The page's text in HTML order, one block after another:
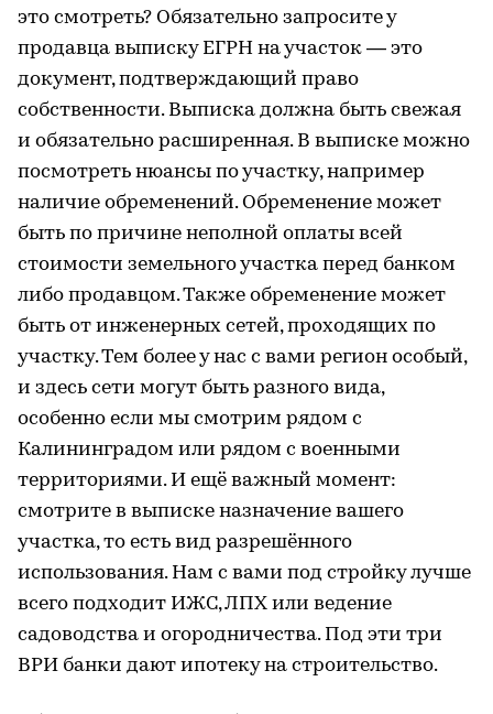
это смотреть? Обязательно запросите у
продавца выписку ЕГРН на участок — это
документ, подтверждающий право
собственности. Выписка должна быть свежая
и обязательно расширенная. В выписке можно
посмотреть нюансы по участку, например
наличие обременений. Обременение может
быть по причине неполной оплаты всей
стоимости земельного участка перед банком
либо продавцом. Также обременение может
быть от инженерных сетей, проходящих по
участку. Тем более у нас с вами регион особый,
и здесь сети могут быть разного вида,
особенно если мы смотрим рядом с
Калининградом или рядом с военными
территориями. И ещё важный момент:
смотрите в выписке назначение вашего
участка, то есть вид разрешённого
использования. Нам с вами под стройку лучше
всего подходит ИЖС, ЛПХ или ведение
садоводства и огородничества. Под эти три
ВРИ банки дают ипотеку на строительство.